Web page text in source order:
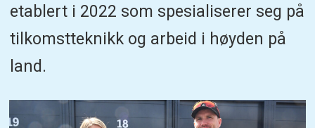
etablert i 2022 som spesialiserer seg på
tilkomstteknikk og arbeid i høyden på
land.